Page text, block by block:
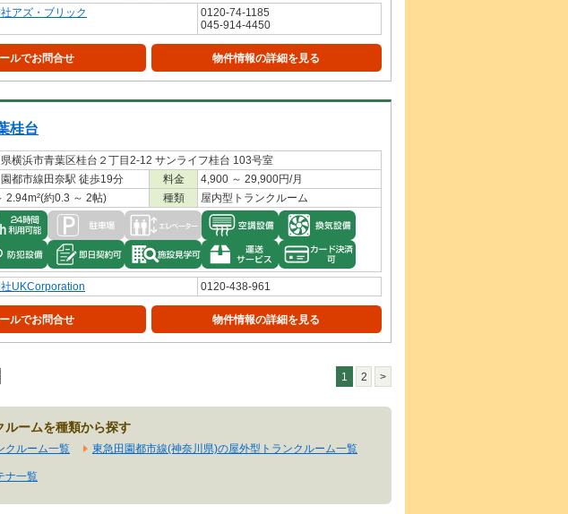
アズ・ブリック
0120-74-1185
045-914-4450
ルでお問合せ 物件情報の詳細を見る
桂台
横浜市青葉区桂台２丁目2-12 サンライフ桂台 103号室
都市線田奈駅 徒歩19分 料金
4,900 ～ 29,900円/月
2.94m²(約0.3 ～ 2帖) 種類
屋内型トランクルーム
UKCorporation 0120-438-961
ルでお問合せ 物件情報の詳細を見る
1 2 >
ルームを種類から探す
クルーム一覧 東急田園都市線(神奈川県)の屋外型トランクルーム一覧
ナ一覧